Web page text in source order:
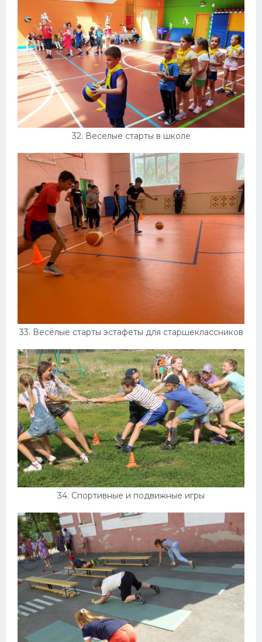
32. Веселые старты в школе
33. Весёлые старты эстафеты для старшеклассников
34. Спортивные и подвижные игры